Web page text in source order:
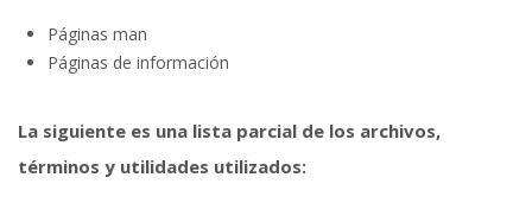
Páginas man
Páginas de información
La siguiente es una lista parcial de los archivos,
términos y utilidades utilizados: